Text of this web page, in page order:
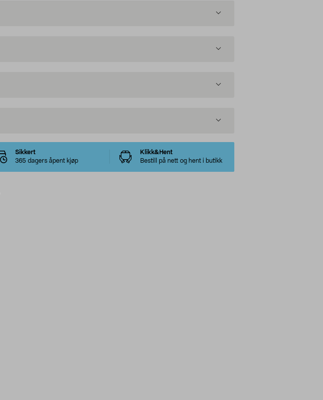
Sikkert
365 dagers åpent kjøp
Klikk&Hent
Bestill på nett og hent i butikk